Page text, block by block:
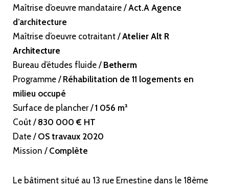
Maîtrise d’oeuvre mandataire /Act.A Agence
d’architecture
Maîtrise d’oeuvre cotraitant /Atelier Alt R
Architecture
Bureau d’études fluide / Betherm
Programme / Réhabilitation de 11 logements en
milieu occupé
Surface de plancher /1 056 m²
Coût / 830 000 € HT
Date /OS travaux 2020
Mission /Complète
Le bâtiment situé au 13 rue Ernestine dans le 18ème